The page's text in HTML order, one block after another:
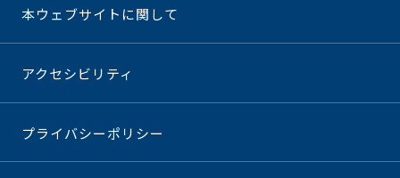
本ウェブサイトに関して
アクセシビリティ
プライバシーポリシー